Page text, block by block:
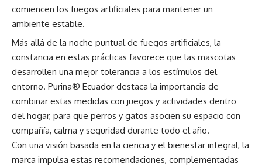
comiencen los fuegos artificiales para mantener un
ambiente estable.
Más allá de la noche puntual de fuegos artificiales, la
constancia en estas prácticas favorece que las mascotas
desarrollen una mejor tolerancia a los estímulos del
entorno. Purina® Ecuador destaca la importancia de
combinar estas medidas con juegos y actividades dentro
del hogar, para que perros y gatos asocien su espacio con
compañía, calma y seguridad durante todo el año.
Con una visión basada en la ciencia y el bienestar integral, la
marca impulsa estas recomendaciones, complementadas